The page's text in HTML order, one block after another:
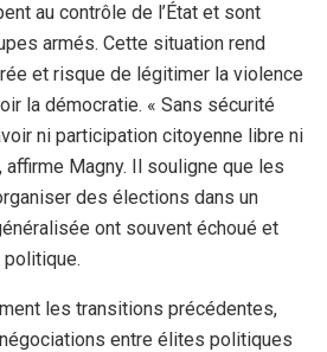
au contrôle de l’État et sont
armés. Cette situation rend
et risque de légitimer la violence
la démocratie. « Sans sécurité
ni participation citoyenne libre ni
Magny. Il souligne que les
des élections dans un
ont souvent échoué et
politique.
les transitions précédentes,
entre élites politiques